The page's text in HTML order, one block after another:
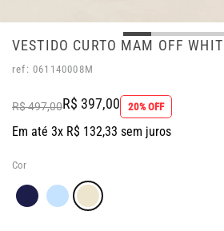
VESTIDO CURTO MAM OFF
ref: 061140008M
R$ 497,00R$ 397,00 20% OFF
Em até 3x R$ 132,33 sem juros
Cor